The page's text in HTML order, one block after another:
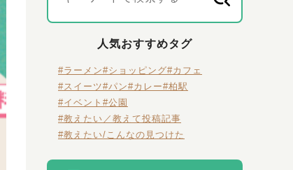
人気おすすめタグ
#ラーメン#ショッピング#カフェ
#スイーツ#パン#カレー#柏駅
#イベント #公園
#教えたい／教えて投稿記事
#教えたい/こんなの見つけた